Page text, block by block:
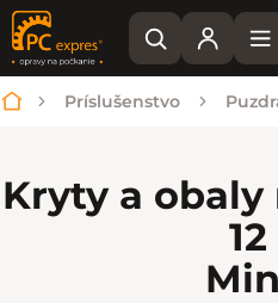
Domov
Príslušenstvo
Kryty a obaly
12